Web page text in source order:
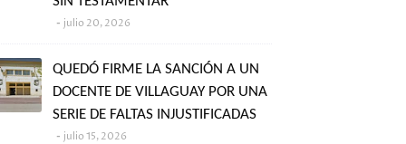
julio 20, 2026
QUEDÓ FIRME LA SANCIÓN A UN
DOCENTE DE VILLAGUAY POR UNA
SERIE DE FALTAS INJUSTIFICADAS
julio 15, 2026